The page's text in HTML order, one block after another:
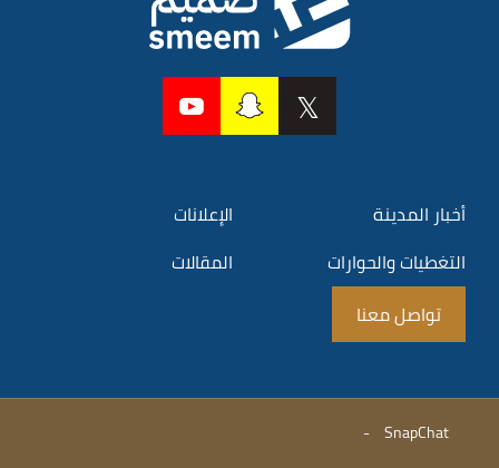
أخبار المدينة
الإعلانات
التغطيات والحوارات
المقالات
تواصل معنا
SnapChat
-